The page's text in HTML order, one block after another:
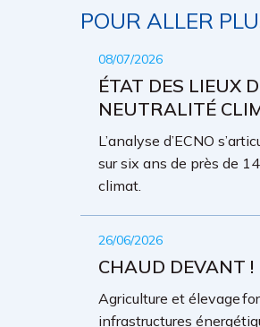
POUR ALLER
08/07/2026
ÉTAT DES LIEUX
NEUTRALITÉ
L’analyse d’ECNO
sur six ans de près de
climat.
26/06/2026
CHAUD DEVANT !
Agriculture et élevage
infrastructures